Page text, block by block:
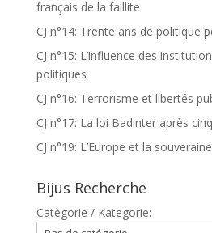
français de la faillite
CJ n°14: Trente ans de politique
CJ n°15: L’influence des
politiques
CJ n°16: Terrorisme et libertés
CJ n°17: La loi Badinter après
CJ n°19: L’Europe et la
Bijus Recherche
Catègorie / Kategorie: